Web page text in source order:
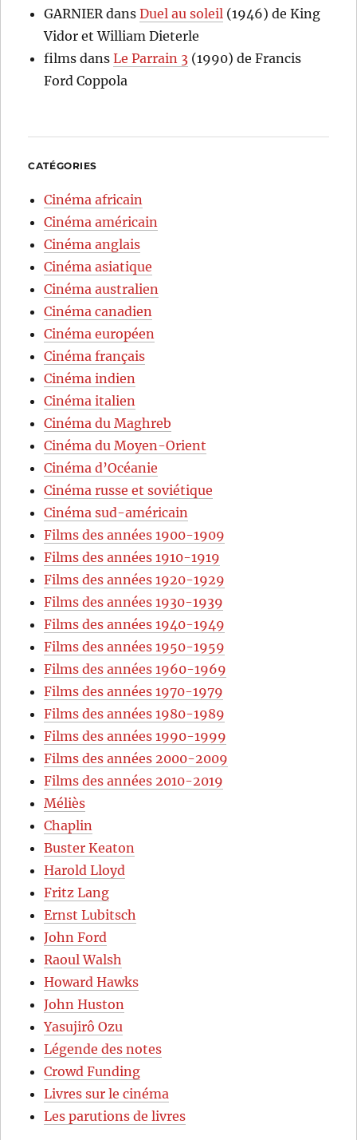
GARNIER dansDuel au soleil (1946) de King
Vidor et William Dieterle
films dansLe Parrain 3 (1990) de Francis
Ford Coppola
CATÉGORIES
Cinéma africain
Cinéma américain
Cinéma anglais
Cinéma asiatique
Cinéma australien
Cinéma canadien
Cinéma européen
Cinéma français
Cinéma indien
Cinéma italien
Cinéma du Maghreb
Cinéma du Moyen-Orient
Cinéma d’Océanie
Cinéma russe et soviétique
Cinéma sud-américain
Films des années 1900-1909
Films des années 1910-1919
Films des années 1920-1929
Films des années 1930-1939
Films des années 1940-1949
Films des années 1950-1959
Films des années 1960-1969
Films des années 1970-1979
Films des années 1980-1989
Films des années 1990-1999
Films des années 2000-2009
Films des années 2010-2019
Méliès
Chaplin
Buster Keaton
Harold Lloyd
Fritz Lang
Ernst Lubitsch
John Ford
Raoul Walsh
Howard Hawks
John Huston
Yasujirô Ozu
Légende des notes
Crowd Funding
Livres sur le cinéma
Les parutions de livres